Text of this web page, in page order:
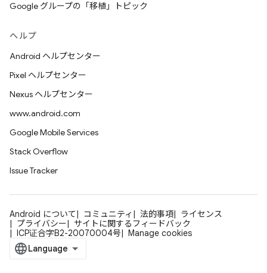
Google グループの「移植」トピック
ヘルプ
Android ヘルプセンター
Pixel ヘルプセンター
Nexus ヘルプセンター
www.android.com
Google Mobile Services
Stack Overflow
Issue Tracker
Android について コミュニティ 法的事項
ライセンス
プライバシー
サイトに関するフィードバック
ICP证合字B2-20070004号
Manage cookies